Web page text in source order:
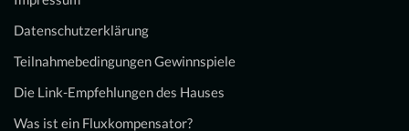
Datenschutzerklärung
Teilnahmebedingungen Gewinnspiele
Die Link-Empfehlungen des Hauses
Was ist ein Fluxkompensator?